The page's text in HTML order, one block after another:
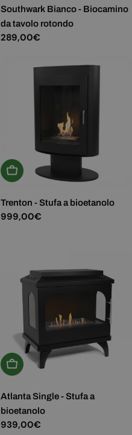
Southwark Bianco - Biocamino
da tavolo rotondo
Prezzo
289,00€
Aggiungi Al Carrello
Trenton - Stufa a bioetanolo
Prezzo
999,00€
Aggiungi Al Carrello
Atlanta Single - Stufa a
bioetanolo
Prezzo
939,00€